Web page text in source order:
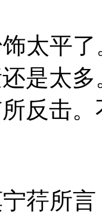
太平了
是太
反击
荇所言